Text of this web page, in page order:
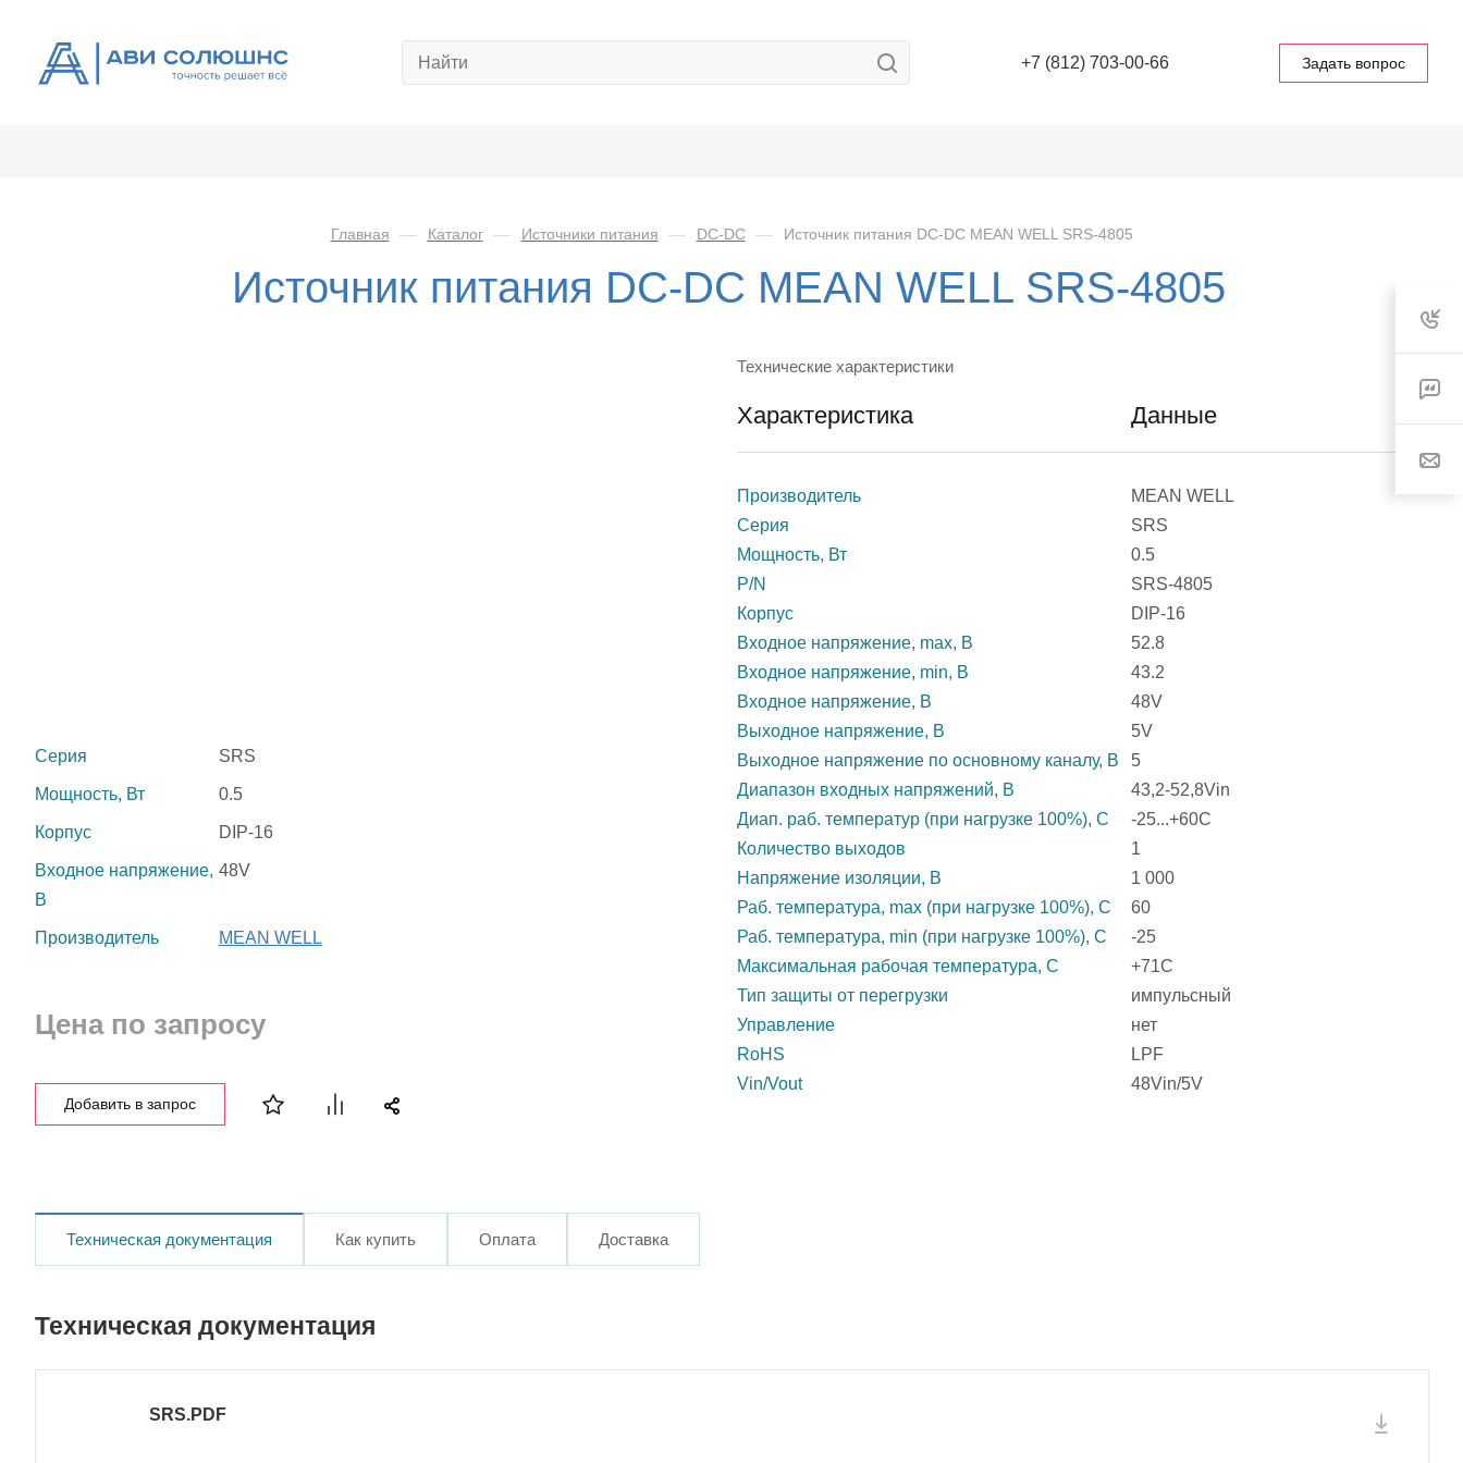
+7 (812) 703-00-66 Задать вопрос
Главная — Каталог — Источники питания — DC-DC — Источник питания DC-DC MEAN WELL SRS-4805
Источник питания DC-DC MEAN WELL SRS-4805
Серия SRS
Мощность, Вт 0.5
Корпус DIP-16
Входное напряжение,
В
48V
Производитель MEAN WELL
Цена по запросу
Добавить в запрос
Технические характеристики
Характеристика Данные
Производитель
MEAN WELL
Серия
SRS
Мощность, Вт
0.5
P/N
SRS-4805
Корпус
DIP-16
Входное напряжение, max, В
52.8
Входное напряжение, min, В
43.2
Входное напряжение, В
48V
Выходное напряжение, В
5V
Выходное напряжение по основному каналу, В
5
Диапазон входных напряжений, В
43,2-52,8Vin
Диап. раб. температур (при нагрузке 100%), C
-25...+60C
Количество выходов
1
Напряжение изоляции, В
1 000
Раб. температура, max (при нагрузке 100%), C
60
Раб. температура, min (при нагрузке 100%), C
-25
Максимальная рабочая температура, C
+71C
Тип защиты от перегрузки
импульсный
Управление
нет
RoHS
LPF
Vin/Vout
48Vin/5V
Техническая документация Как купить Оплата Доставка
Техническая документация
SRS.PDF